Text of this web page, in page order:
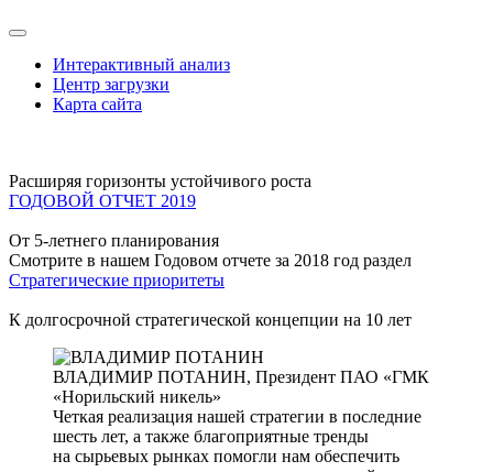
Интерактивный анализ
Центр загрузки
Карта сайта
Расширяя горизонты устойчивого роста
ГОДОВОЙ ОТЧЕТ 2019
От 5-летнего планирования
Смотрите в нашем Годовом отчете за 2018 год раздел
Стратегические приоритеты
К долгосрочной стратегической концепции на 10 лет
ВЛАДИМИР ПОТАНИН, Президент ПАО «ГМК
«Норильский никель»
Четкая реализация нашей стратегии в последние
шесть лет, а также благоприятные тренды
на сырьевых рынках помогли нам обеспечить